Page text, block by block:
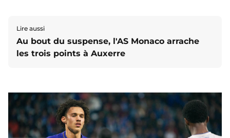
Lire aussi
Au bout du suspense, l'AS Monaco arrache
les trois points à Auxerre